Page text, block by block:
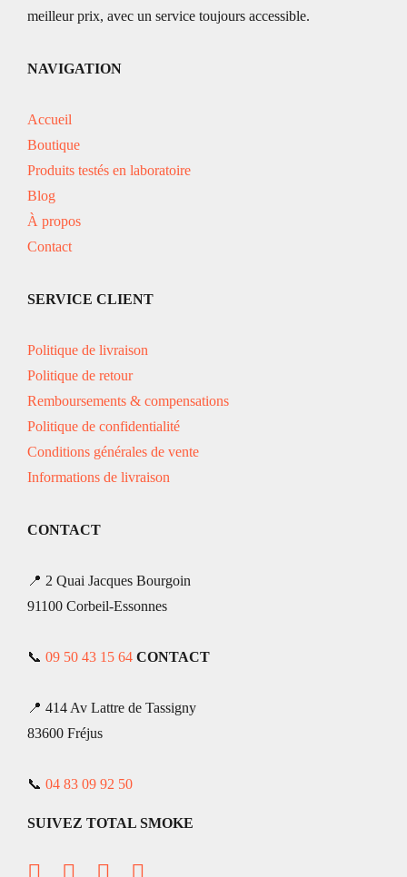
meilleur prix, avec un service toujours accessible.
NAVIGATION
Accueil
Boutique
Produits testés en laboratoire
Blog
À propos
Contact
SERVICE CLIENT
Politique de livraison
Politique de retour
Remboursements & compensations
Politique de confidentialité
Conditions générales de vente
Informations de livraison
CONTACT
📍 2 Quai Jacques Bourgoin
91100 Corbeil-Essonnes
📞 09 50 43 15 64 CONTACT
📍 414 Av Lattre de Tassigny
83600 Fréjus
📞 04 83 09 92 50
SUIVEZ TOTAL SMOKE